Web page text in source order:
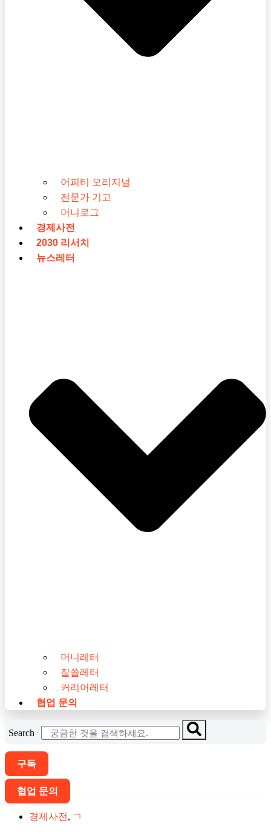
어피티 오리지널
전문가 기고
머니로그
경제사전
2030 리서치
뉴스레터
머니레터
잘쓸레터
커리어레터
협업 문의
Search
구독
협업 문의
경제사전 , ㄱ